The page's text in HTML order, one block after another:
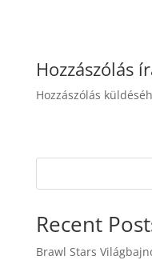
Hozzászólás
Hozzászólás
Recent
Brawl Stars